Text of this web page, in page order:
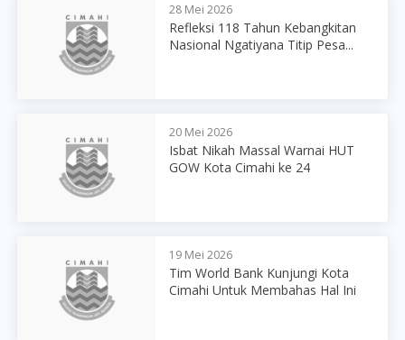
28 Mei 2026
Refleksi 118 Tahun Kebangkitan
Nasional Ngatiyana Titip Pesa...
20 Mei 2026
Isbat Nikah Massal Warnai HUT
GOW Kota Cimahi ke 24
19 Mei 2026
Tim World Bank Kunjungi Kota
Cimahi Untuk Membahas Hal Ini